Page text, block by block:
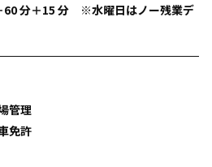
分＋15 分 ※水曜日はノー残業デ
管理
免許